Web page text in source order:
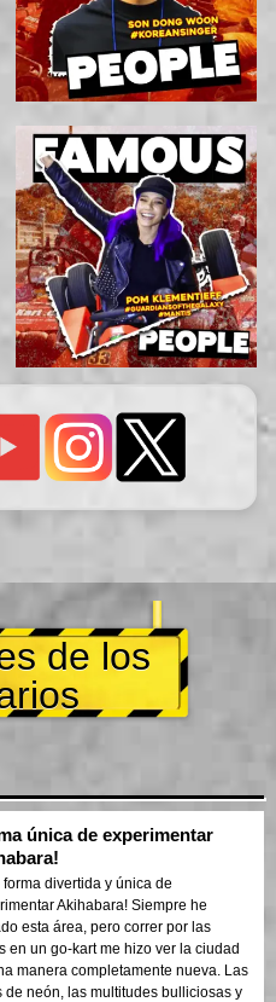
de los
única de experimentar
forma divertida y única de
Akihabara! Siempre he
esta área, pero correr por las
en un go-kart me hizo ver la ciudad
manera completamente nueva. Las
de neón, las multitudes bulliciosas y